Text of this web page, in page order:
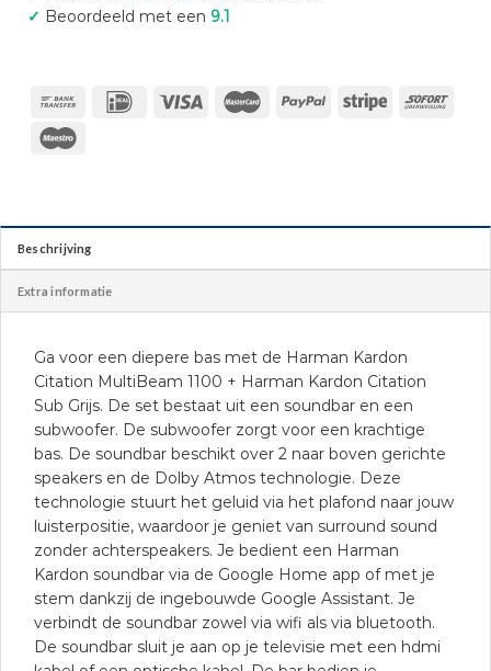
✓ Beoordeeld met een 9.1
Beschrijving
Extra informatie
Ga voor een diepere bas met de Harman Kardon
Citation MultiBeam 1100 + Harman Kardon Citation
Sub Grijs. De set bestaat uit een soundbar en een
subwoofer. De subwoofer zorgt voor een krachtige
bas. De soundbar beschikt over 2 naar boven gerichte
speakers en de Dolby Atmos technologie. Deze
technologie stuurt het geluid via het plafond naar jouw
luisterpositie, waardoor je geniet van surround sound
zonder achterspeakers. Je bedient een Harman
Kardon soundbar via de Google Home app of met je
stem dankzij de ingebouwde Google Assistant. Je
verbindt de soundbar zowel via wifi als via bluetooth.
De soundbar sluit je aan op je televisie met een hdmi